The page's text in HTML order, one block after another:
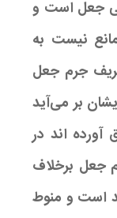
جعل است و
نیست به
جرم جعل
بر می‌آید
اند در
جعل برخلاف
است و منوط